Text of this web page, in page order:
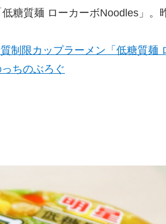
糖質麺 ローカーボNoodles」。
制限カップラーメン「低糖質麺
ちのぶろぐ